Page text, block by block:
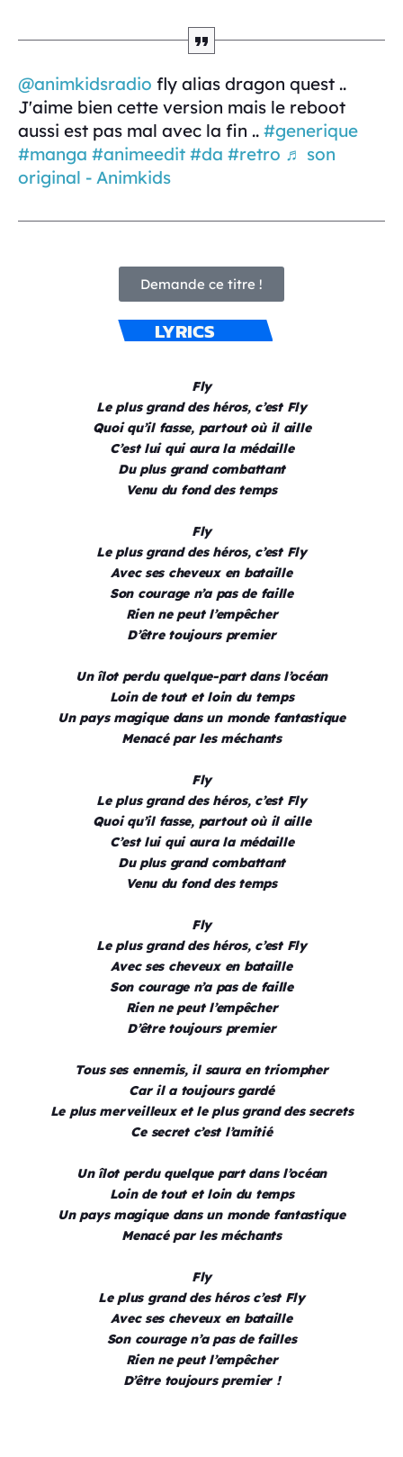
@animkidsradio fly alias dragon quest ..
J'aime bien cette version mais le reboot
aussi est pas mal avec la fin .. #generique
#manga #animeedit #da #retro ♬ son
original - Animkids
Demande ce titre !
LYRICS
Fly
Le plus grand des héros, c’est Fly
Quoi qu’il fasse, partout où il aille
C’est lui qui aura la médaille
Du plus grand combattant
Venu du fond des temps
Fly
Le plus grand des héros, c’est Fly
Avec ses cheveux en bataille
Son courage n’a pas de faille
Rien ne peut l’empêcher
D’être toujours premier
Un îlot perdu quelque-part dans l’océan
Loin de tout et loin du temps
Un pays magique dans un monde fantastique
Menacé par les méchants
Fly
Le plus grand des héros, c’est Fly
Quoi qu’il fasse, partout où il aille
C’est lui qui aura la médaille
Du plus grand combattant
Venu du fond des temps
Fly
Le plus grand des héros, c’est Fly
Avec ses cheveux en bataille
Son courage n’a pas de faille
Rien ne peut l’empêcher
D’être toujours premier
Tous ses ennemis, il saura en triompher
Car il a toujours gardé
Le plus merveilleux et le plus grand des secrets
Ce secret c’est l’amitié
Un îlot perdu quelque part dans l’océan
Loin de tout et loin du temps
Un pays magique dans un monde fantastique
Menacé par les méchants
Fly
Le plus grand des héros c’est Fly
Avec ses cheveux en bataille
Son courage n’a pas de failles
Rien ne peut l’empêcher
D’être toujours premier !